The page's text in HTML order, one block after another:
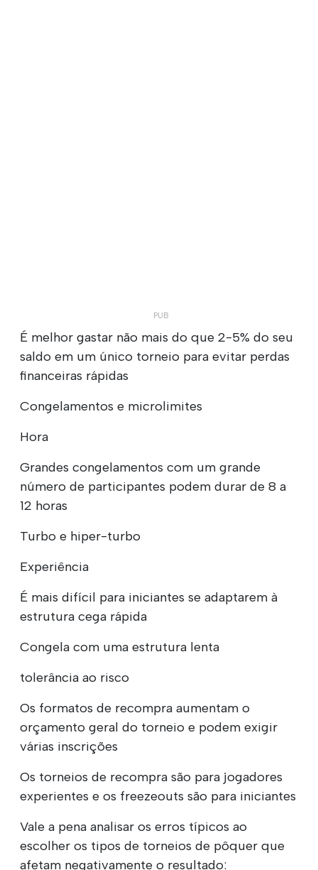
É melhor gastar não mais do que 2-5% do seu
saldo em um único torneio para evitar perdas
financeiras rápidas
Congelamentos e microlimites
Hora
Grandes congelamentos com um grande
número de participantes podem durar de 8 a
12 horas
Turbo e hiper-turbo
Experiência
É mais difícil para iniciantes se adaptarem à
estrutura cega rápida
Congela com uma estrutura lenta
tolerância ao risco
Os formatos de recompra aumentam o
orçamento geral do torneio e podem exigir
várias inscrições
Os torneios de recompra são para jogadores
experientes e os freezeouts são para iniciantes
Vale a pena analisar os erros típicos ao
escolher os tipos de torneios de pôquer que
afetam negativamente o resultado: